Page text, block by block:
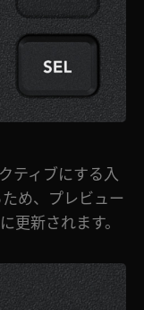
ティブにする入
め、プレビュー
更新されます。